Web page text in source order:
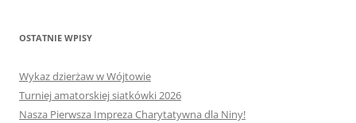
OSTATNIE WPISY
Wykaz dzierżaw w Wójtowie
Turniej amatorskiej siatkówki 2026
Nasza Pierwsza Impreza Charytatywna dla Niny!